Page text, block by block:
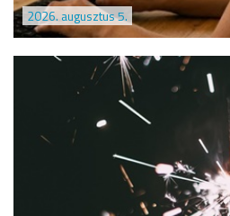
2026. augusztus 5.